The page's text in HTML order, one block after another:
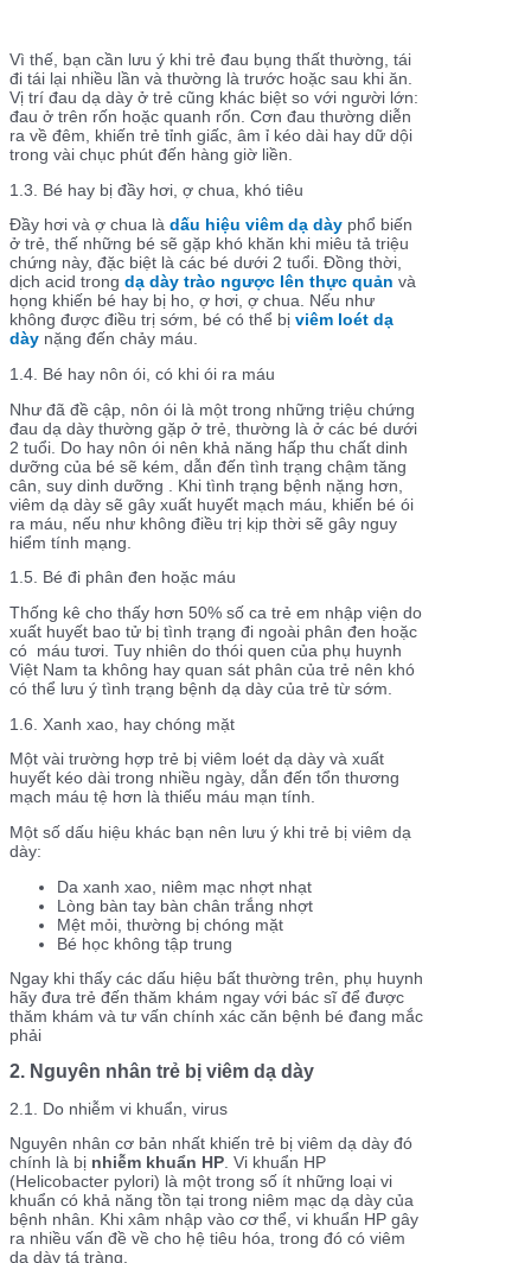
Vì thế, bạn cần lưu ý khi trẻ đau bụng thất thường, tái
đi tái lại nhiều lần và thường là trước hoặc sau khi ăn.
Vị trí đau dạ dày ở trẻ cũng khác biệt so với người lớn:
đau ở trên rốn hoặc quanh rốn. Cơn đau thường diễn
ra về đêm, khiến trẻ tỉnh giấc, âm ỉ kéo dài hay dữ dội
trong vài chục phút đến hàng giờ liền.
1.3. Bé hay bị đầy hơi, ợ chua, khó tiêu
Đầy hơi và ợ chua là dấu hiệu viêm dạ dày phổ biến
ở trẻ, thế những bé sẽ gặp khó khăn khi miêu tả triệu
chứng này, đặc biệt là các bé dưới 2 tuổi. Đồng thời,
dịch acid trong dạ dày trào ngược lên thực quản và
họng khiến bé hay bị ho, ợ hơi, ợ chua. Nếu như
không được điều trị sớm, bé có thể bị viêm loét dạ
dày nặng đến chảy máu.
1.4. Bé hay nôn ói, có khi ói ra máu
Như đã đề cập, nôn ói là một trong những triệu chứng
đau dạ dày thường gặp ở trẻ, thường là ở các bé dưới
2 tuổi. Do hay nôn ói nên khả năng hấp thu chất dinh
dưỡng của bé sẽ kém, dẫn đến tình trạng chậm tăng
cân, suy dinh dưỡng . Khi tình trạng bệnh nặng hơn,
viêm dạ dày sẽ gây xuất huyết mạch máu, khiến bé ói
ra máu, nếu như không điều trị kịp thời sẽ gây nguy
hiểm tính mạng.
1.5. Bé đi phân đen hoặc máu
Thống kê cho thấy hơn 50% số ca trẻ em nhập viện do
xuất huyết bao tử bị tình trạng đi ngoài phân đen hoặc
có máu tươi. Tuy nhiên do thói quen của phụ huynh
Việt Nam ta không hay quan sát phân của trẻ nên khó
có thể lưu ý tình trạng bệnh dạ dày của trẻ từ sớm.
1.6. Xanh xao, hay chóng mặt
Một vài trường hợp trẻ bị viêm loét dạ dày và xuất
huyết kéo dài trong nhiều ngày, dẫn đến tổn thương
mạch máu tệ hơn là thiếu máu mạn tính.
Một số dấu hiệu khác bạn nên lưu ý khi trẻ bị viêm dạ
dày:
Da xanh xao, niêm mạc nhợt nhạt
Lòng bàn tay bàn chân trắng nhợt
Mệt mỏi, thường bị chóng mặt
Bé học không tập trung
Ngay khi thấy các dấu hiệu bất thường trên, phụ huynh
hãy đưa trẻ đến thăm khám ngay với bác sĩ để được
thăm khám và tư vấn chính xác căn bệnh bé đang mắc
phải
2. Nguyên nhân trẻ bị viêm dạ dày
2.1. Do nhiễm vi khuẩn, virus
Nguyên nhân cơ bản nhất khiến trẻ bị viêm dạ dày đó
chính là bị nhiễm khuẩn HP. Vi khuẩn HP
(Helicobacter pylori) là một trong số ít những loại vi
khuẩn có khả năng tồn tại trong niêm mạc dạ dày của
bệnh nhân. Khi xâm nhập vào cơ thể, vi khuẩn HP gây
ra nhiều vấn đề về cho hệ tiêu hóa, trong đó có viêm
dạ dày tá tràng.